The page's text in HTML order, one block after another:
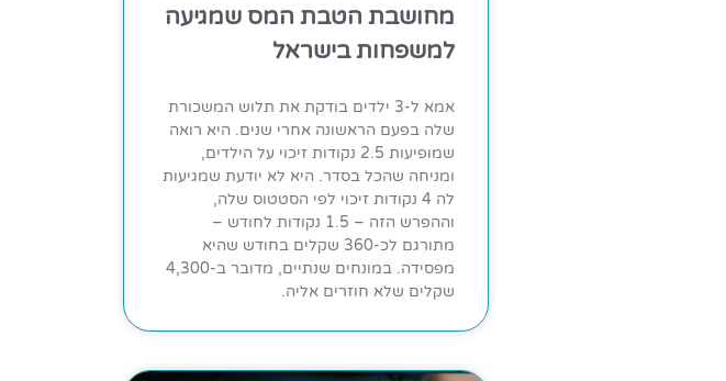
מחושבת הטבת המס שמגיעה
למשפחות בישראל
אמא ל-3 ילדים בודקת את תלוש המשכורת
שלה בפעם הראשונה אחרי שנים. היא רואה
שמופיעות 2.5 נקודות זיכוי על הילדים,
ומניחה שהכל בסדר. היא לא יודעת שמגיעות
לה 4 נקודות זיכוי לפי הסטטוס שלה,
וההפרש הזה – 1.5 נקודות לחודש –
מתורגם לכ-360 שקלים בחודש שהיא
מפסידה. במונחים שנתיים, מדובר ב-4,300
שקלים שלא חוזרים אליה.